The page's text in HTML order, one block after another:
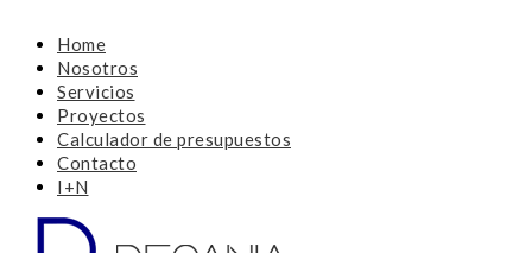
Home
Nosotros
Servicios
Proyectos
Calculador de presupuestos
Contacto
I+N